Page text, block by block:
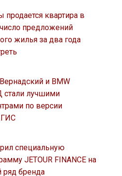
квартира в
предложений
жилья за два года
и BMW
лучшими
по версии
специальную
JETOUR FINANCE на
бренда